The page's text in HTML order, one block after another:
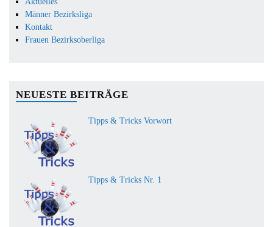
Männer Bezirksliga
Kontakt
Frauen Bezirksoberliga
NEUESTE BEITRÄGE
Tipps & Tricks Vorwort
Tipps & Tricks Nr. 1